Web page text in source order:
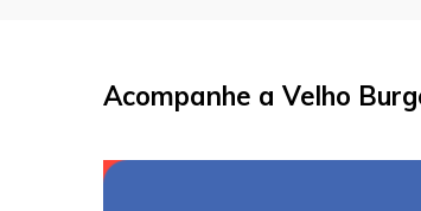
Acompanhe a Velho